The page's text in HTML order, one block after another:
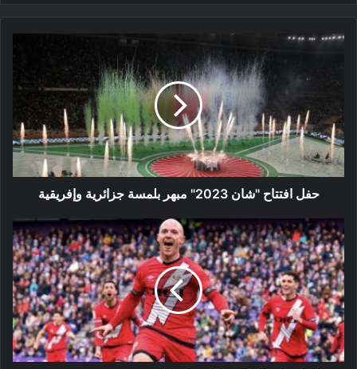
حفل
بلمسة
جزائرية
وإفريقية
حفل افتتاح "شان 2023" مبهر بلمسة جزائرية وإفريقية
الليغا:
رايو
فاليكانو
يطيح
ببلد
الوليد
و
يعزز
من